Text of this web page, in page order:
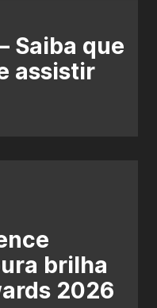
Saiba que
assistir
brilha
2026